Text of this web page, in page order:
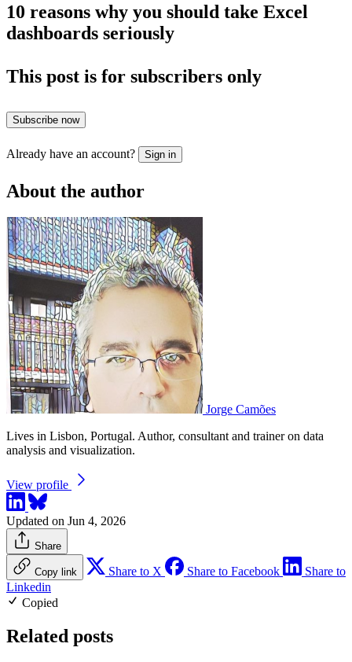
10 reasons why you should take Excel
dashboards seriously
This post is for subscribers only
Subscribe now
Already have an account? Sign in
About the author
Jorge Camões
Lives in Lisbon, Portugal. Author, consultant and trainer on data
analysis and visualization.
View profile
Updated on Jun 4, 2026
Share
Copy link Share to X Share to Facebook
Share to
Linkedin
Copied
Related posts